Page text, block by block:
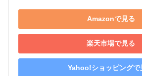
Amazonで見る
楽天市場で見る
Yahoo!ショッピングで